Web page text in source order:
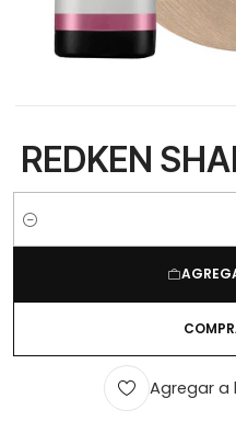
REDKEN
Cantidad
Agregar a